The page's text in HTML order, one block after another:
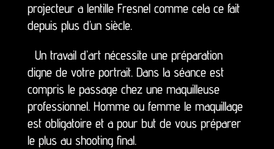
projecteur a lentille Fresnel comme cela ce fait
depuis plus d’un siècle.
Un travail d’art nécessite une préparation
digne de votre portrait. Dans la séance est
compris le passage chez une maquilleuse
professionnel. Homme ou femme le maquillage
est obligatoire et a pour but de vous préparer
le plus au shooting final.